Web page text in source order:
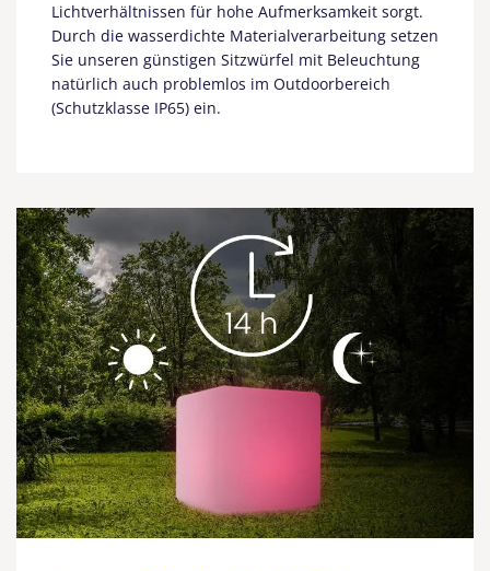
Lichtverhältnissen für hohe Aufmerksamkeit sorgt.
Durch die wasserdichte Materialverarbeitung setzen
Sie unseren günstigen Sitzwürfel mit Beleuchtung
natürlich auch problemlos im Outdoorbereich
(Schutzklasse IP65) ein.